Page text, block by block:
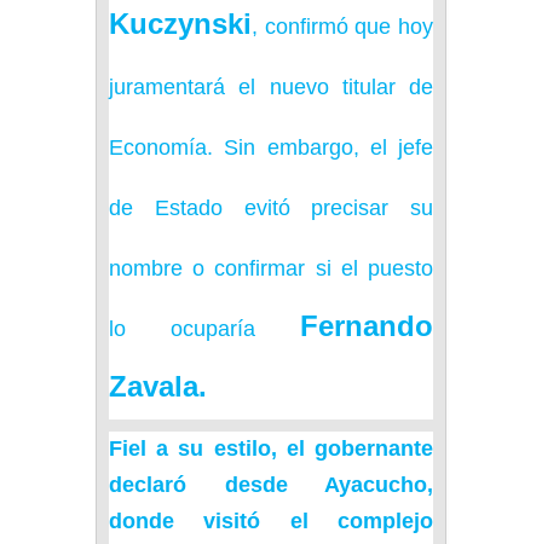
Kuczynski, confirmó que hoy
juramentará el nuevo titular de
Economía. Sin embargo, el jefe
de Estado evitó precisar su
nombre o confirmar si el puesto
lo ocuparía
Fernando
Zavala.
Fiel a su estilo, el gobernante
declaró desde Ayacucho,
donde visitó el complejo